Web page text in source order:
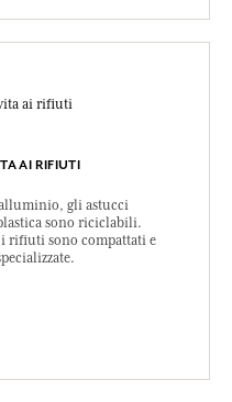
AI RIFIUTI
gli astucci
sono riciclabili.
i rifiuti sono compattati e